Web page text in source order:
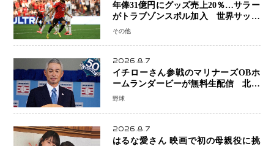
年俸31億円にグッズ売上20％…サラー
がトラブゾンスポル加入 世界サッカ
ーは「五大リーグ一強」から新時代へ
その他
2026.8.7
イチローさん参戦のマリナーズOBホ
ームランダービーが無料生配信 北米
ならではの“魅せる興行”に世界が注目
野球
2026.8.7
はるな愛さん 映画で初の母親役に挑